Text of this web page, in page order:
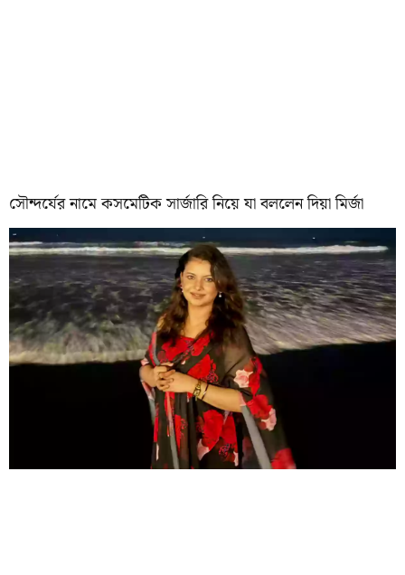
সৌন্দর্যের নামে কসমেটিক সার্জারি নিয়ে যা বললেন দিয়া মির্জা